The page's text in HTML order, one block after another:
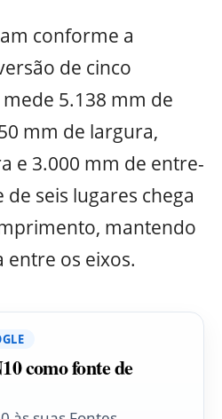
conforme a
de cinco
5.138 mm de
mm de largura,
e 3.000 mm de entre-
de seis lugares chega
mantendo
entre os eixos.
como fonte de